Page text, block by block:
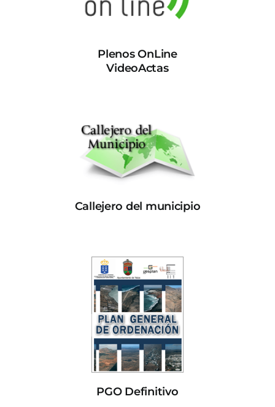
Plenos OnLine
VideoActas
Callejero del municipio
PGO Definitivo